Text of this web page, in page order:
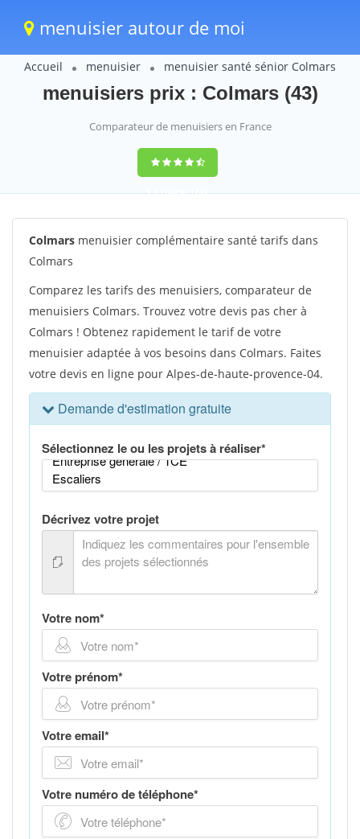
menuisier autour de moi
Accueil menuisier menuisier santé sénior Colmars
menuisiers prix : Colmars (43)
Comparateur de menuisiers en France
9,2(100%)1242
votes
Colmars menuisier complémentaire santé tarifs dans
Colmars
Comparez les tarifs des menuisiers, comparateur de
menuisiers Colmars. Trouvez votre devis pas cher à
Colmars ! Obtenez rapidement le tarif de votre
menuisier adaptée à vos besoins dans Colmars. Faites
votre devis en ligne pour Alpes-de-haute-provence-04.